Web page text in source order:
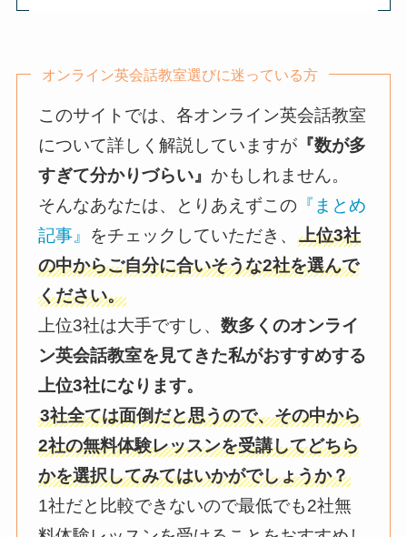
オンライン英会話教室選びに迷っている方
このサイトでは、各オンライン英会話教室
について詳しく解説していますが 『数が多
すぎて分かりづらい』 かもしれません。
そんなあなたは、とりあえずこの 『まとめ
記事』 をチェックしていただき、上位3社
の中からご自分に合いそうな2社を選んで
ください。
上位3社は大手ですし、数多くのオンライ
ン英会話教室を見てきた私がおすすめする
上位3社になります。
3社全ては面倒だと思うので、その中から
2社の無料体験レッスンを受講してどちら
かを選択してみてはいかがでしょうか？
1社だと比較できないので最低でも2社無